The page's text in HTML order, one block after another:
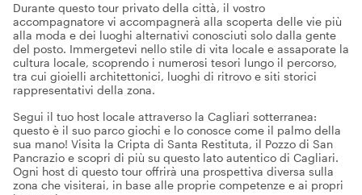
Durante questo tour privato della città, il vostro
accompagnatore vi accompagnerà alla scoperta delle vie più
alla moda e dei luoghi alternativi conosciuti solo dalla gente
del posto. Immergetevi nello stile di vita locale e assaporate la
cultura locale, scoprendo i numerosi tesori lungo il percorso,
tra cui gioielli architettonici, luoghi di ritrovo e siti storici
rappresentativi della zona.
Segui il tuo host locale attraverso la Cagliari sotterranea:
questo è il suo parco giochi e lo conosce come il palmo della
sua mano! Visita la Cripta di Santa Restituta, il Pozzo di San
Pancrazio e scopri di più su questo lato autentico di Cagliari.
Ogni host di questo tour offrirà una prospettiva diversa sulla
zona che visiterai, in base alle proprie competenze e ai propri